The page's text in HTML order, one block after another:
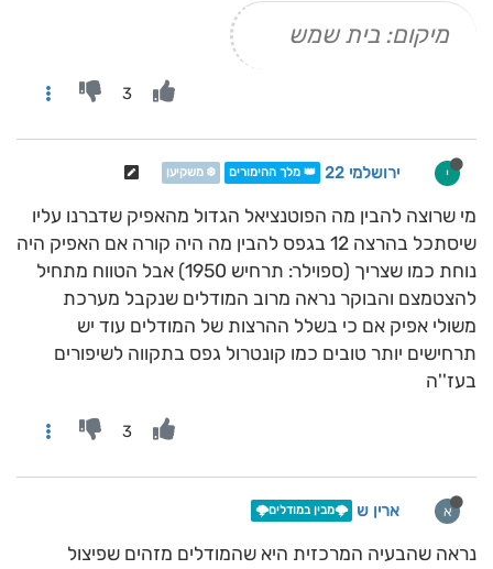
מיקום: בית שמש
3
י ירושלמי 22 👑 מלך ההימורים ❄️ משקיען
מי שרוצה להבין מה הפוטנציאל הגדול מהאפיק שדברנו עליו
שיסתכל בהרצה 12 בגפס להבין מה היה קורה אם האפיק היה
נוחת כמו שצריך (ספוילר: תרחיש 1950) אבל הטווח מתחיל
להצטמצם והבוקר נראה מרוב המודלים שנקבל מערכת
משולי אפיק אם כי בשלל ההרצות של המודלים עוד יש
תרחישים יותר טובים כמו קונטרול גפס בתקווה לשיפורים
בעז''ה
3
א ארין ש 🌩️מבין במודלים🌩️
נראה שהבעיה המרכזית היא שהמודלים מזהים שפיצול